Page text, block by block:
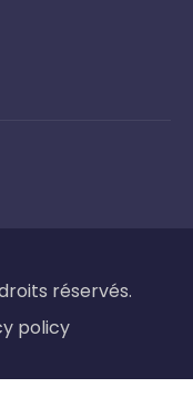
réservés.
policy